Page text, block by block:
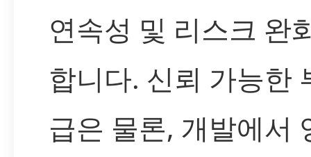
연속성 및 리스크 완
합니다. 신뢰 가능한
급은 물론, 개발에서